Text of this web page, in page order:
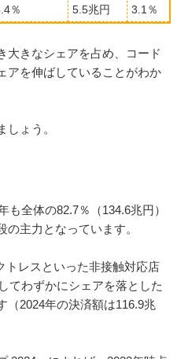
％ 5.5兆円 3.1％
大きなシェアを占め、コード
アを伸ばしていることがわか
ょう。
も全体の82.7％（134.6兆円）
主力となっています。
トレスといった非接触対応店
てわずかにシェアを落とした
（2024年の決済額は116.9兆